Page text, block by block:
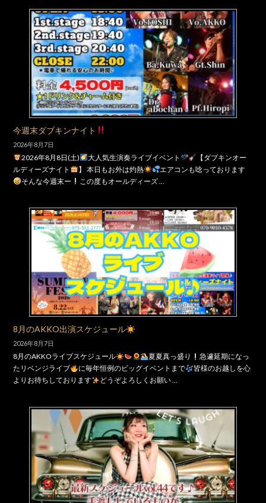
今週末ダブキンナイト
2026年8月7日
2026年8月8日(土) 大人気生演奏ライブイベント
【ダブキンオー
ルディーズナイト
】 本日もお外は灼熱
エアコンも唸っております
そんな今週末ー
この度もオールディーズ …
8月のAKKO出演スケジュール
2026年8月7日
8月のAKKOライブスケジュール 夏夏真っ盛り
急遽延期になっ
たリベンジライブ
に毎年恒例のビッグイベントまで
皆様のお越しを心
よりお待ちしております
どうぞよろしくお願い …